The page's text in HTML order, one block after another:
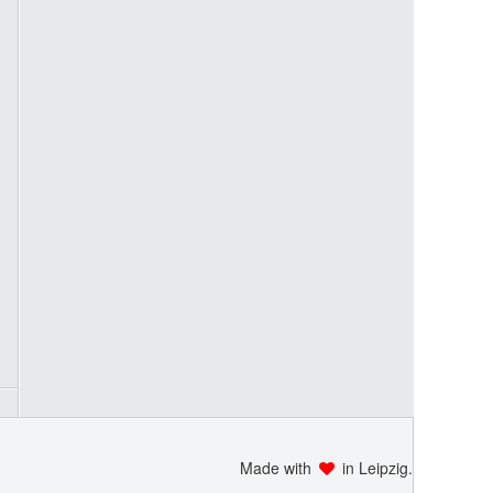
Made with
in Leipzig.